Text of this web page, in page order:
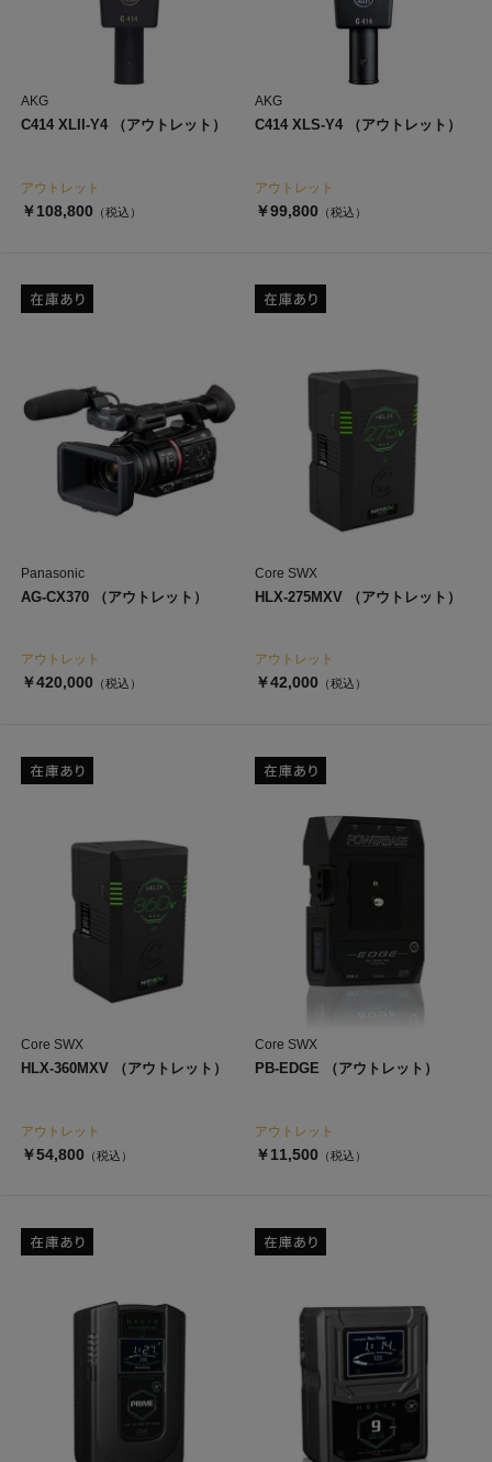
アウトレット
AKG
C414 XLII-Y4 （アウトレット）
￥108,800 （税込）
アウトレット
AKG
C414 XLS-Y4 （アウトレット）
￥99,800 （税込）
アウトレット
Panasonic
AG-CX370 （アウトレット）
￥420,000 （税込）
アウトレット
Core SWX
HLX-275MXV （アウトレット）
￥42,000 （税込）
アウトレット
Core SWX
HLX-360MXV （アウトレット）
￥54,800 （税込）
アウトレット
Core SWX
PB-EDGE （アウトレット）
￥11,500 （税込）